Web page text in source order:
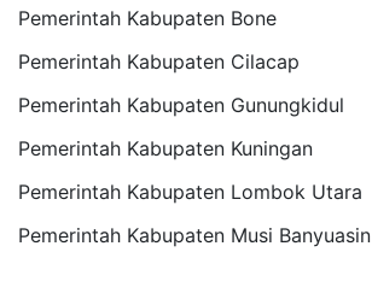
Pemerintah Kabupaten Bone
Pemerintah Kabupaten Cilacap
Pemerintah Kabupaten Gunungkidul
Pemerintah Kabupaten Kuningan
Pemerintah Kabupaten Lombok Utara
Pemerintah Kabupaten Musi Banyuasin